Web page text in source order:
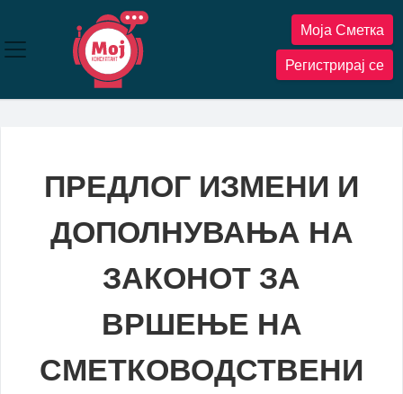
содржината
Моја Сметка
Регистрирај се
ПРЕДЛОГ ИЗМЕНИ И
ДОПОЛНУВАЊА НА
ЗАКОНОТ ЗА
ВРШЕЊЕ НА
СМЕТКОВОДСТВЕНИ